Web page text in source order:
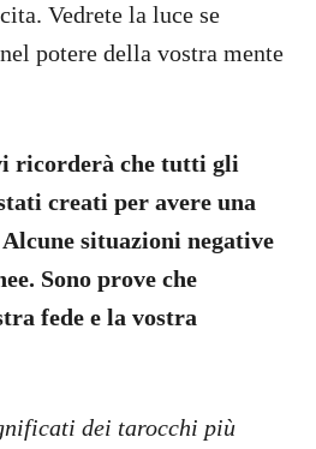
Vedrete la luce se
potere della vostra mente
ricorderà che tutti gli
creati per avere una
situazioni negative
Sono prove che
fede e la vostra
dei tarocchi più